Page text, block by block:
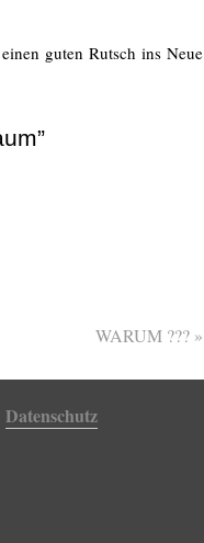
guten Rutsch ins Neue
WARUM ??? »
Datenschutz